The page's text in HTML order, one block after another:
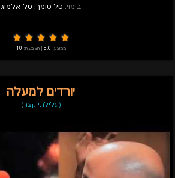
בימוי: טל סומך, טל אלמוג
ממוצע: 5.0
|הצבעות: 10
יורדים למעלה
(עלילתי קצר)